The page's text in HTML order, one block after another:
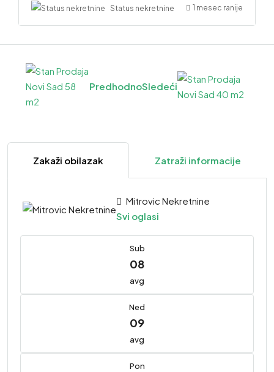
Status nekretnine 1 mesec ranije
PredhodnoSledeći
Zakaži obilazak Zatraži informacije
Mitrovic Nekretnine
Svi oglasi
Sub
08
avg
Ned
09
avg
Pon